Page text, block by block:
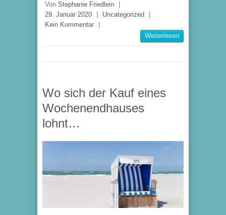
Von Stephanie Friedlein
29. Januar 2020
Uncategorized
Kein Kommentar
Weiterlesen
Wo sich der Kauf eines
Wochenendhauses
lohnt…